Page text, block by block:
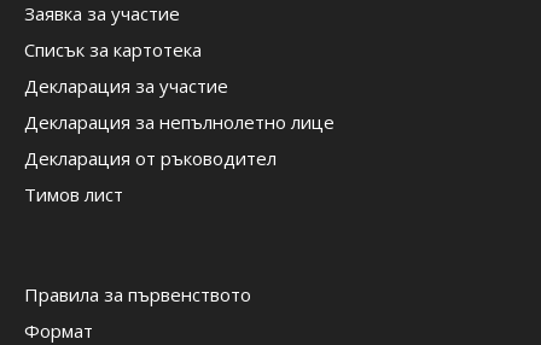
Заявка за участие
Списък за картотека
Декларация за участие
Декларация за непълнолетно лице
Декларация от ръководител
Тимов лист
Правила за първенството
Формат